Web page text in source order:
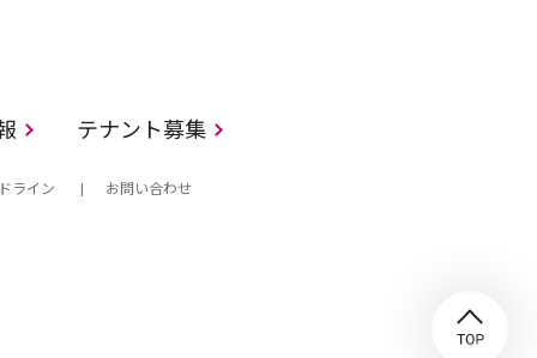
テナント募集
ライン お問い合わせ